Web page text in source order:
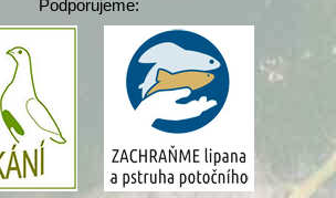
Podporujeme: